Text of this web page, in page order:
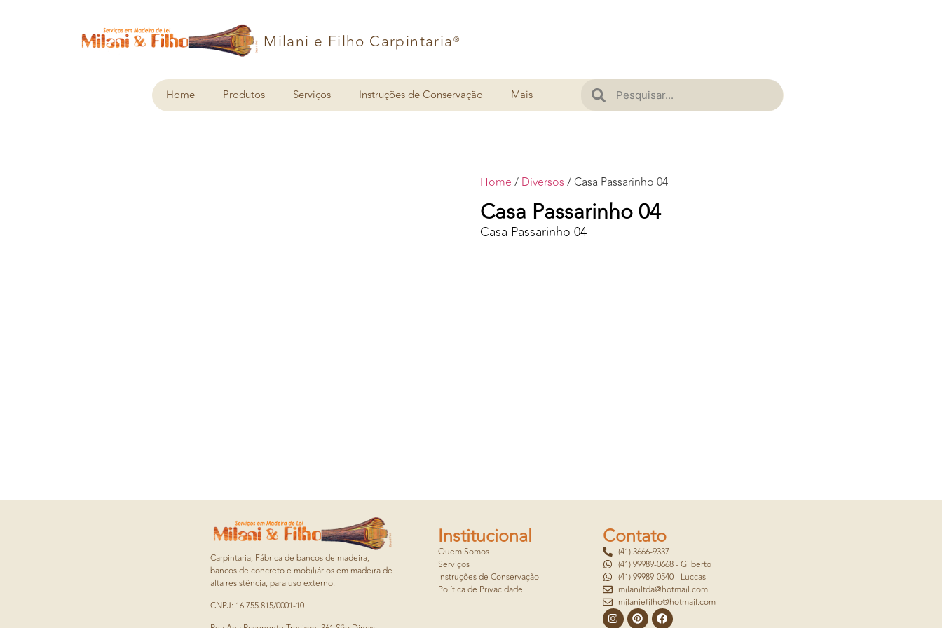
Milani e Filho Carpintaria®
Home Produtos Serviços Instruções de Conservação Mais
Home / Diversos / Casa Passarinho 04
Casa Passarinho 04
Casa Passarinho 04
Carpintaria, Fábrica de bancos de madeira,
bancos de concreto e mobiliários em madeira de
alta resistência, para uso externo.
CNPJ: 16.755.815/0001-10
Institucional
Quem Somos
Serviços
Instruções de Conservação
Política de Privacidade
Contato
(41) 3666-9337
(41) 99989-0668 - Gilberto
(41) 99989-0540 - Luccas
milaniltda@hotmail.com
milaniefilho@hotmail.com